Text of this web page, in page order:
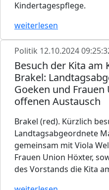
Kindertagespflege.
weiterlesen
Politik 12.10.2024
Besuch der Kita am
Brakel:
Goeken und
offenen Austausch
Brakel (red). Kürzlich
Landtagsabgeordnete
gemeinsam mit Viola
Frauen Union Höxter,
des Vorstands die Kita